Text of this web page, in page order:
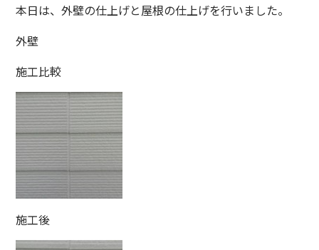
本日は、外壁の仕上げと屋根の仕上げを行いました。
外壁
施工比較
施工後